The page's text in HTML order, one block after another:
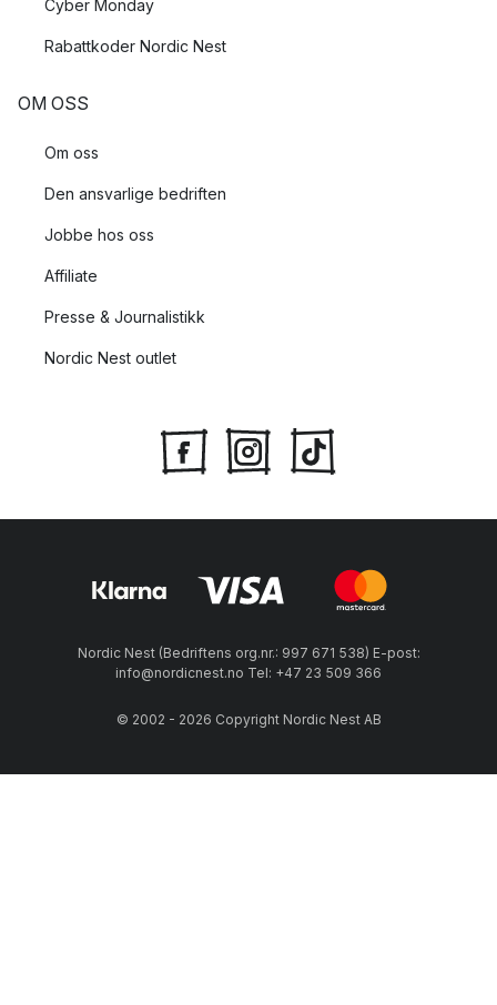
Cyber Monday
Rabattkoder Nordic Nest
OM OSS
Om oss
Den ansvarlige bedriften
Jobbe hos oss
Affiliate
Presse & Journalistikk
Nordic Nest outlet
Nordic Nest (Bedriftens org.nr.: 997 671 538) E-post:
info@nordicnest.no Tel: +47 23 509 366
© 2002 - 2026 Copyright Nordic Nest AB